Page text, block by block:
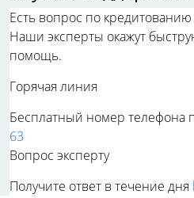
Есть вопрос по
Наши эксперты окажут
помощь.
Горячая линия
Бесплатный номер телефона
63
Вопрос эксперту
Получите ответ в течение дня